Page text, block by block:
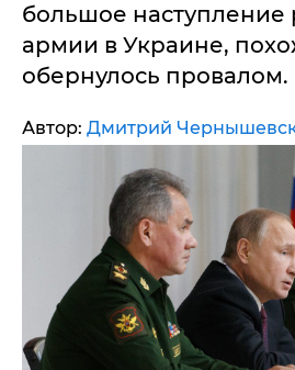
большое наступление
армии в Украине,
обернулось провалом.
Автор: Дмитрий